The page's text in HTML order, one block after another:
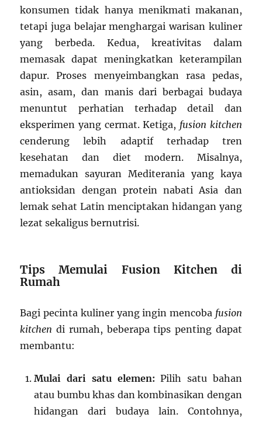
konsumen tidak hanya menikmati makanan,
tetapi juga belajar menghargai warisan kuliner
yang berbeda. Kedua, kreativitas dalam
memasak dapat meningkatkan keterampilan
dapur. Proses menyeimbangkan rasa pedas,
asin, asam, dan manis dari berbagai budaya
menuntut perhatian terhadap detail dan
eksperimen yang cermat. Ketiga, fusion kitchen
cenderung lebih adaptif terhadap tren
kesehatan dan diet modern. Misalnya,
memadukan sayuran Mediterania yang kaya
antioksidan dengan protein nabati Asia dan
lemak sehat Latin menciptakan hidangan yang
lezat sekaligus bernutrisi.
Tips Memulai Fusion Kitchen di
Rumah
Bagi pecinta kuliner yang ingin mencoba fusion
kitchen di rumah, beberapa tips penting dapat
membantu:
Mulai dari satu elemen: Pilih satu bahan
atau bumbu khas dan kombinasikan dengan
hidangan dari budaya lain. Contohnya,